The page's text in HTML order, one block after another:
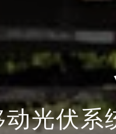
动光伏